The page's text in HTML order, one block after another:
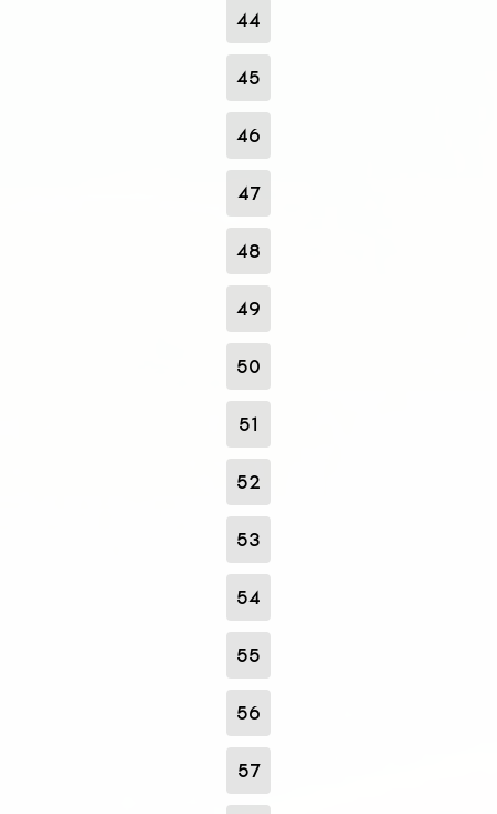
44
45
46
47
48
49
50
51
52
53
54
55
56
57